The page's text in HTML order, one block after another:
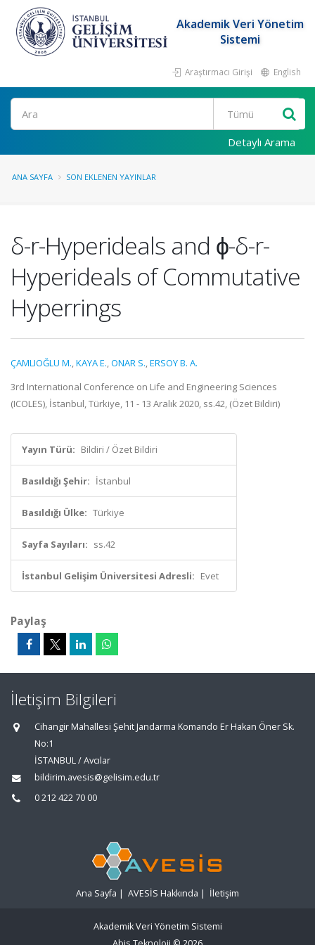
Akademik Veri Yönetim
Sistemi
Araştırmacı Girişi English
Ara
Detaylı Arama
ANA SAYFA SON EKLENEN YAYINLAR
δ-r-Hyperideals and ϕ-δ-r-
Hyperideals of Commutative
Hyperrings
ÇAMLIOĞLU M.,KAYA E.,ONAR S.,ERSOY B. A.
3rd International Conference on Life and Engineering Sciences
(ICOLES), İstanbul, Türkiye, 11 - 13 Aralık 2020, ss.42, (Özet Bildiri)
Yayın Türü: Bildiri / Özet Bildiri
Basıldığı Şehir: İstanbul
Basıldığı Ülke: Türkiye
Sayfa Sayıları: ss.42
İstanbul Gelişim Üniversitesi Adresli: Evet
Paylaş
İletişim Bilgileri
Cihangir Mahallesi Şehit Jandarma Komando Er Hakan Öner Sk.
No:1
İSTANBUL / Avcılar
bildirim.avesis@gelisim.edu.tr
0 212 422 70 00
Ana Sayfa | AVESİS Hakkında | İletişim
Akademik Veri Yönetim Sistemi